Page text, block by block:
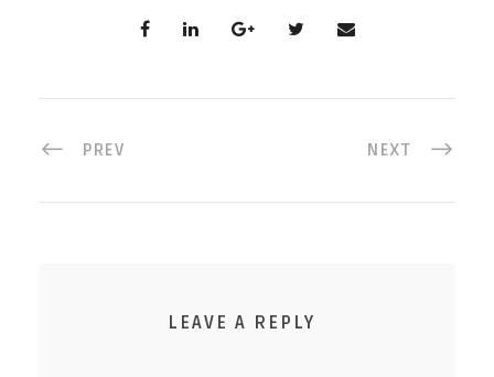
PREV NEXT
LEAVE A REPLY